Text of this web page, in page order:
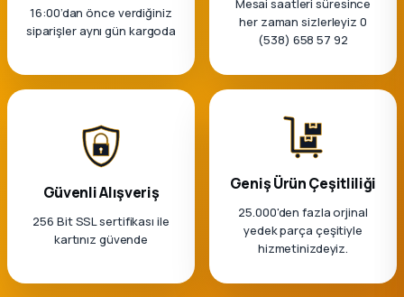
16:00’dan önce verdiğiniz
siparişler aynı gün kargoda
her zaman sizlerleyiz 0
(538) 658 57 92
Güvenli Alışveriş
256 Bit SSL sertifikası ile
kartınız güvende
Geniş Ürün Çeşitliliği
25.000'den fazla orjinal
yedek parça çeşitiyle
hizmetinizdeyiz.